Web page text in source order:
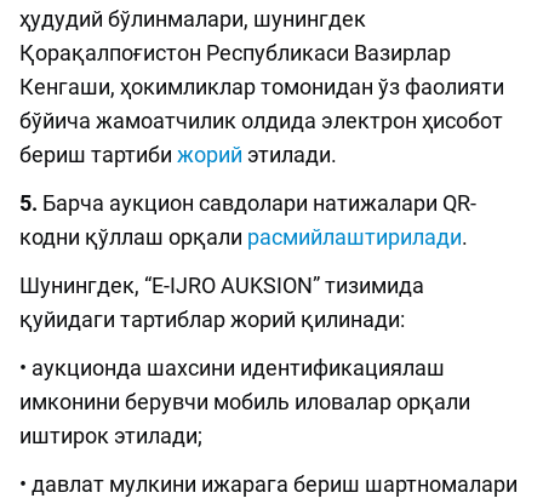
ҳудудий бўлинмалари, шунингдек
Қорақалпоғистон Республикаси Вазирлар
Кенгаши, ҳокимликлар томонидан ўз фаолияти
бўйича жамоатчилик олдида электрон ҳисобот
бериш тартиби жорий этилади.
5. Барча аукцион савдолари натижалари QR-
кодни қўллаш орқали расмийлаштирилади.
Шунингдек, “E-IJRO AUKSION” тизимида
қуйидаги тартиблар жорий қилинади:
• аукционда шахсини идентификациялаш
имконини берувчи мобиль иловалар орқали
иштирок этилади;
• давлат мулкини ижарага бериш шартномалари